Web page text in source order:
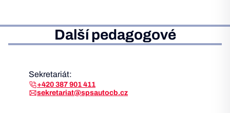
Další pedagogové
Sekretariát:
+420 387 901 411
sekretariat@spsautocb.cz